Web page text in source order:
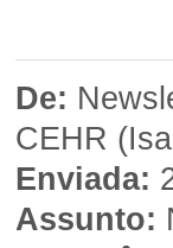
De:
CEHR
Enviada:
Assunto: